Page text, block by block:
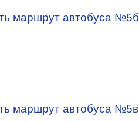
маршрут автобуса №5б
маршрут автобуса №5в